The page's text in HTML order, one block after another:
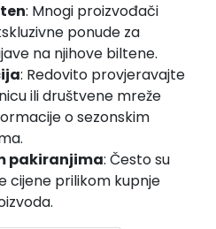
: Mnogi proizvođači
ponude za
na njihove biltene.
: Redovito provjeravajte
ili društvene mreže
o sezonskim
pakiranjima: Često su
cijene prilikom kupnje